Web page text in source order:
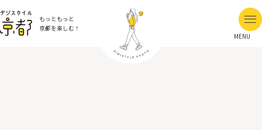
もっともっと
京都を楽しむ！
MENU